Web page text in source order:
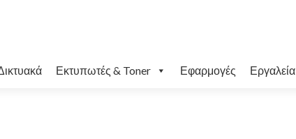
Εκτυπωτές & Toner Εφαρμογές Εργαλεία